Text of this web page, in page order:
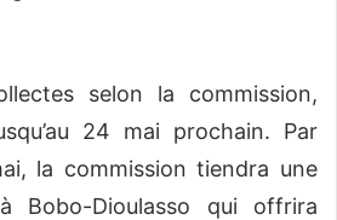
selon la commission,
24 mai prochain. Par
la commission tiendra une
Bobo-Dioulasso qui offrira